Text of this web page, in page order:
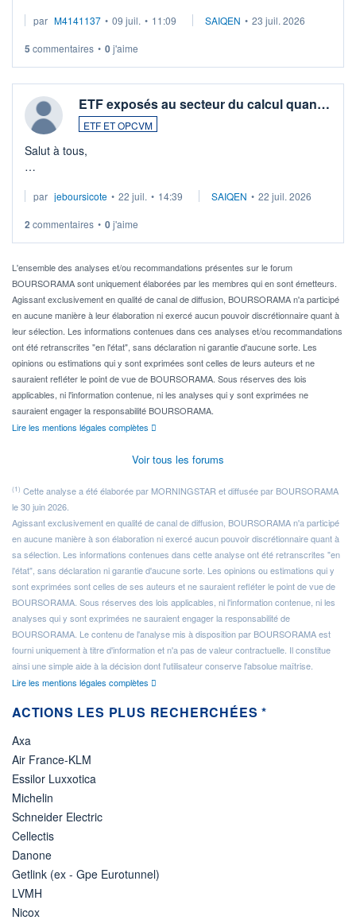
par M4141137 • 09 juil. • 11:09 SAIQEN • 23 juil. 2026
5 commentaires • 0j'aime
ETF exposés au secteur du calcul quan…
ETF ET OPCVM
Salut à tous,
via un ETF plutôt que des actions individuelles.
Idéalement, je voudrais qu'il soit éligible au PEA.
Pour l' ...
par jeboursicote • 22 juil. • 14:39 SAIQEN • 22 juil. 2026
2 commentaires • 0j'aime
L'ensemble des analyses et/ou recommandations présentes sur le forum
BOURSORAMA sont uniquement élaborées par les membres qui en sont émetteurs.
Agissant exclusivement en qualité de canal de diffusion, BOURSORAMA n'a participé
en aucune manière à leur élaboration ni exercé aucun pouvoir discrétionnaire quant à
leur sélection. Les informations contenues dans ces analyses et/ou recommandations
ont été retranscrites "en l'état", sans déclaration ni garantie d'aucune sorte. Les
opinions ou estimations qui y sont exprimées sont celles de leurs auteurs et ne
sauraient refléter le point de vue de BOURSORAMA. Sous réserves des lois
applicables, ni l'information contenue, ni les analyses qui y sont exprimées ne
sauraient engager la responsabilité BOURSORAMA.
Lire les mentions légales complètes
Voir tous les forums
(1) Cette analyse a été élaborée par MORNINGSTAR et diffusée par BOURSORAMA
le 30 juin 2026.
Agissant exclusivement en qualité de canal de diffusion, BOURSORAMA n'a participé
en aucune manière à son élaboration ni exercé aucun pouvoir discrétionnaire quant à
sa sélection. Les informations contenues dans cette analyse ont été retranscrites "en
l'état", sans déclaration ni garantie d'aucune sorte. Les opinions ou estimations qui y
sont exprimées sont celles de ses auteurs et ne sauraient refléter le point de vue de
BOURSORAMA. Sous réserves des lois applicables, ni l'information contenue, ni les
analyses qui y sont exprimées ne sauraient engager la responsabilité de
BOURSORAMA. Le contenu de l'analyse mis à disposition par BOURSORAMA est
fourni uniquement à titre d'information et n'a pas de valeur contractuelle. Il constitue
ainsi une simple aide à la décision dont l'utilisateur conserve l'absolue maîtrise.
Lire les mentions légales complètes
ACTIONS LES PLUS RECHERCHÉES *
Axa
Air France-KLM
Essilor Luxxotica
Michelin
Schneider Electric
Cellectis
Danone
Getlink (ex - Gpe Eurotunnel)
LVMH
Nicox